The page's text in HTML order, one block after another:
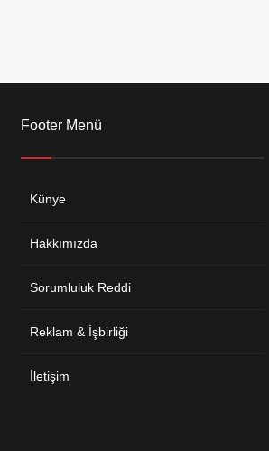
Footer Menü
Künye
Hakkımızda
Sorumluluk Reddi
Reklam & İşbirliği
İletişim